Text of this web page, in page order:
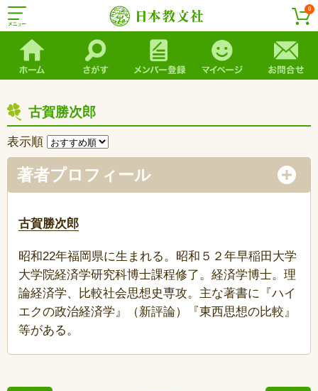
0
古賀勝次郎
表示順
著者プロフィール
古賀勝次郎
昭和22年福岡県に生まれる。昭和５２年早稲田大学
大学院経済学研究科博士課程修了。経済学博士。理
論経済学、比較社会思想史専攻。主な著書に『ハイ
エクの政治経済学』（新評論）『東西思想の比較』
等がある。